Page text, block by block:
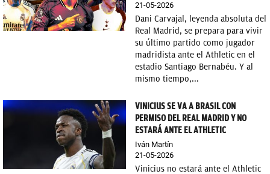
21-05-2026
Dani Carvajal, leyenda absoluta del
Real Madrid, se prepara para vivir
su último partido como jugador
madridista ante el Athletic en el
estadio Santiago Bernabéu. Y al
mismo tiempo,...
VINICIUS SE VA A BRASIL CON
PERMISO DEL REAL MADRID Y NO
ESTARÁ ANTE EL ATHLETIC
Iván Martín
21-05-2026
Vinicius no estará ante el Athletic